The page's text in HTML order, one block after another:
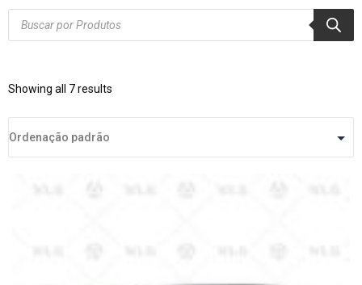
Zoomlion(84)
Products
search
Showing all 7 results